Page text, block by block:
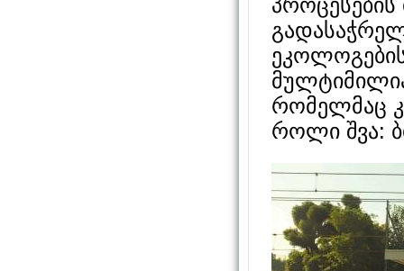
ეკოლოგების
რომელმაც
როლი შვა: